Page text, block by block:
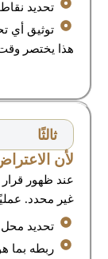
تحديد
توثيق أي
هذا يختصر وقت
ثالثًا
لأن
عند ظهور
غير محدد.
تحديد محل
ربطه بما